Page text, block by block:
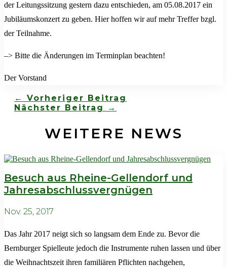
der Leitungssitzung gestern dazu entschieden, am 05.08.2017 ein
Jubiläumskonzert zu geben. Hier hoffen wir auf mehr Treffer bzgl.
der Teilnahme.
–> Bitte die Änderungen im Terminplan beachten!
Der Vorstand
← Vorheriger Beitrag
Nächster Beitrag
→
WEITERE NEWS
Besuch aus Rheine-Gellendorf und
Jahresabschlussvergnügen
Nov. 25, 2017
Das Jahr 2017 neigt sich so langsam dem Ende zu. Bevor die
Bernburger Spielleute jedoch die Instrumente ruhen lassen und über
die Weihnachtszeit ihren familiären Pflichten nachgehen,